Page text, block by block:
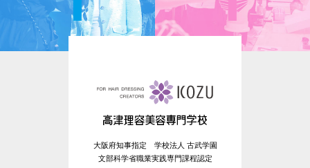
大阪府知事指定 学校法人 古武学園
文部科学省職業実践専門課程認定